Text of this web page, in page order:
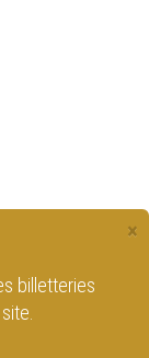
×
Retrouvez le